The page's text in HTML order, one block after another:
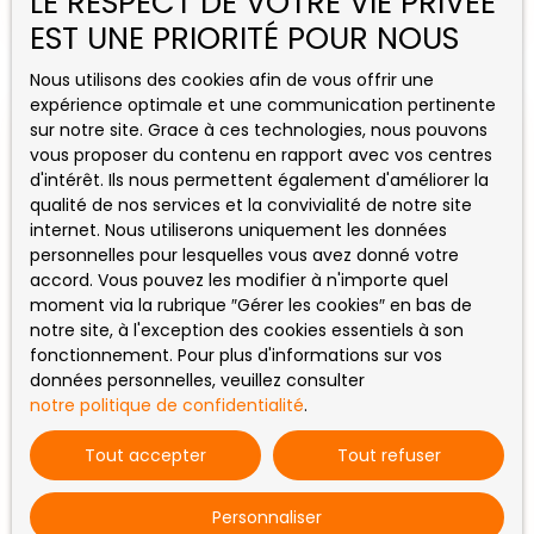
d'eau, WC Buanderie. Stationnement très facile et
logement très lumineux Poss GARAGE pour 50
euros A VISITER 1er contact uniquement par
téléphone LIBRE Fin SEPT
270€ /mois CC
Studio à louer, 1 pièce - Rochechouart
87600
1pièce 29m²
Rochechouart 87600
EST UNE PRIORITÉ POUR NOUS
Nous utilisons des cookies afin de vous offrir une
expérience optimale et une communication pertinente
sur notre site. Grace à ces technologies, nous pouvons
vous proposer du contenu en rapport avec vos centres
d'intérêt. Ils nous permettent également d'améliorer la
qualité de nos services et la convivialité de notre site
internet. Nous utiliserons uniquement les données
personnelles pour lesquelles vous avez donné votre
accord. Vous pouvez les modifier à n'importe quel
moment via la rubrique ″Gérer les cookies″ en bas de
notre site, à l'exception des cookies essentiels à son
fonctionnement. Pour plus d'informations sur vos
données personnelles, veuillez consulter
notre politique de confidentialité.
Tout accepter Tout refuser
Personnaliser